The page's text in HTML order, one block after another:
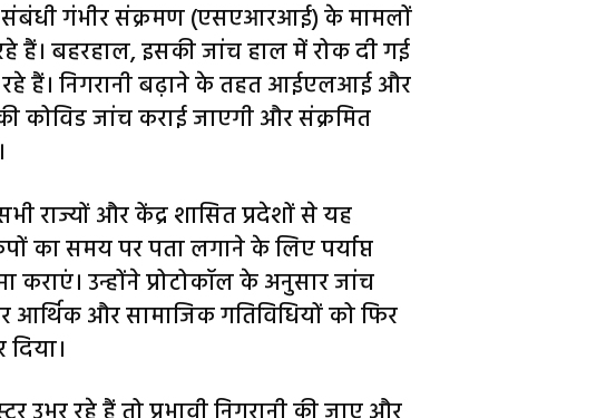
गंभीर संक्रमण (एसएआरआई) के मामलों
हैं। बहरहाल, इसकी जांच हाल में रोक दी गई
हैं। निगरानी बढ़ाने के तहत आईएलआई और
कोविड जांच कराई जाएगी और संक्रमित
राज्यों और केंद्र शासित प्रदेशों से यह
का समय पर पता लगाने के लिए पर्याप्त
उन्होंने प्रोटोकॉल के अनुसार जांच
और सामाजिक गतिविधियों को फिर